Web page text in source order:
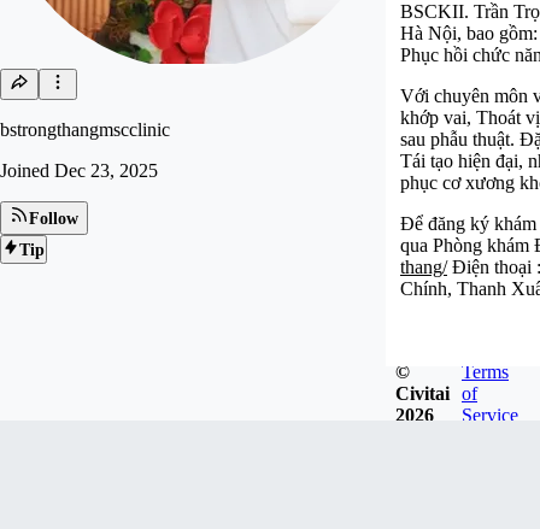
bstrongthangmscclinic
Joined Dec 23, 2025
Follow
Tip
BSCKII. Trần
Hà Nội, bao
Phục hồi chức
Với chuyên môn
khớp vai, Thoát
sau phẫu thuật.
Tái tạo hiện đại,
phục cơ xương
Để đăng ký
qua Phòng
thang/Điện thoại
Chính, Thanh
©
Civitai
2026
Terms
of
Service